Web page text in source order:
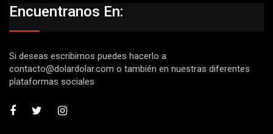
Encuentranos En:
Si deseas escribirnos puedes hacerlo a
contacto@dolardolar.com o también en nuestras diferentes
plataformas sociales